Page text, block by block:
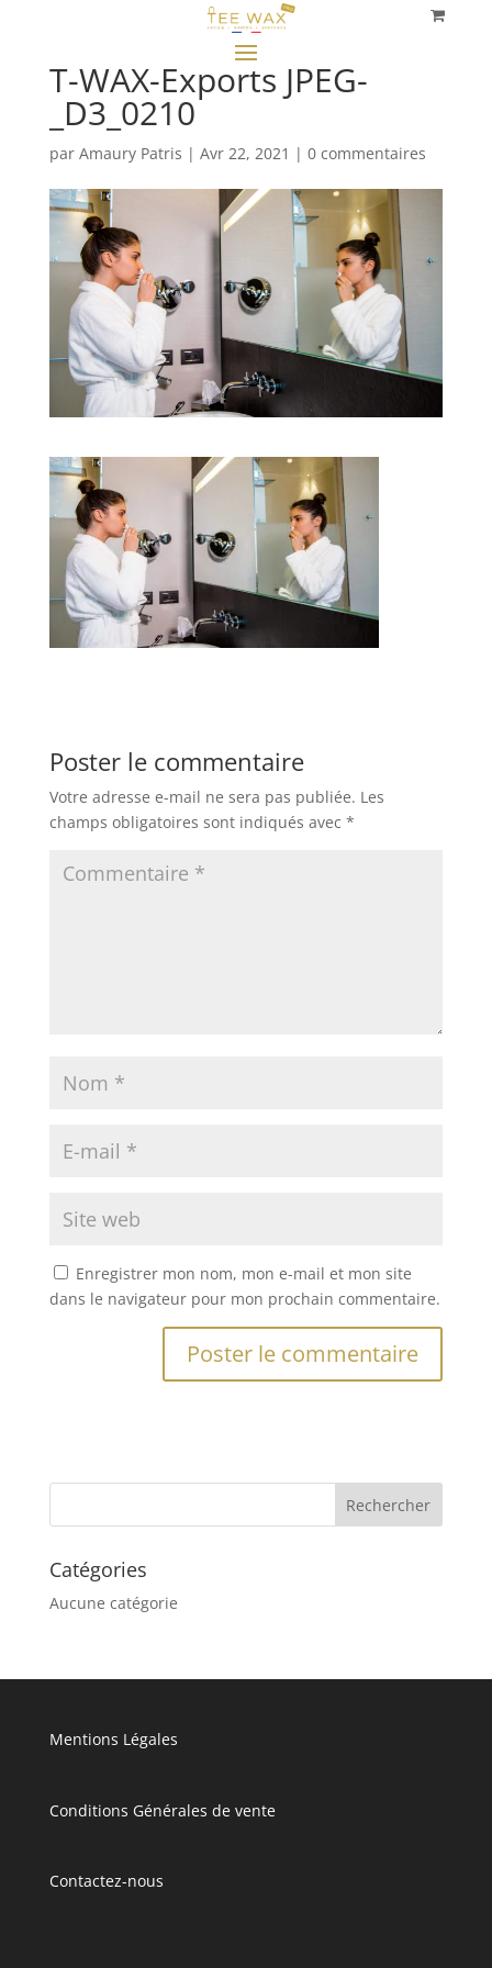
T-WAX-Exports JPEG-
_D3_0210
par Amaury Patris | Avr 22, 2021 | 0 commentaires
Poster le commentaire
Votre adresse e-mail ne sera pas publiée. Les
champs obligatoires sont indiqués avec *
Enregistrer mon nom, mon e-mail et mon site
dans le navigateur pour mon prochain commentaire.
Catégories
Aucune catégorie
Mentions Légales
Conditions Générales de vente
Contactez-nous